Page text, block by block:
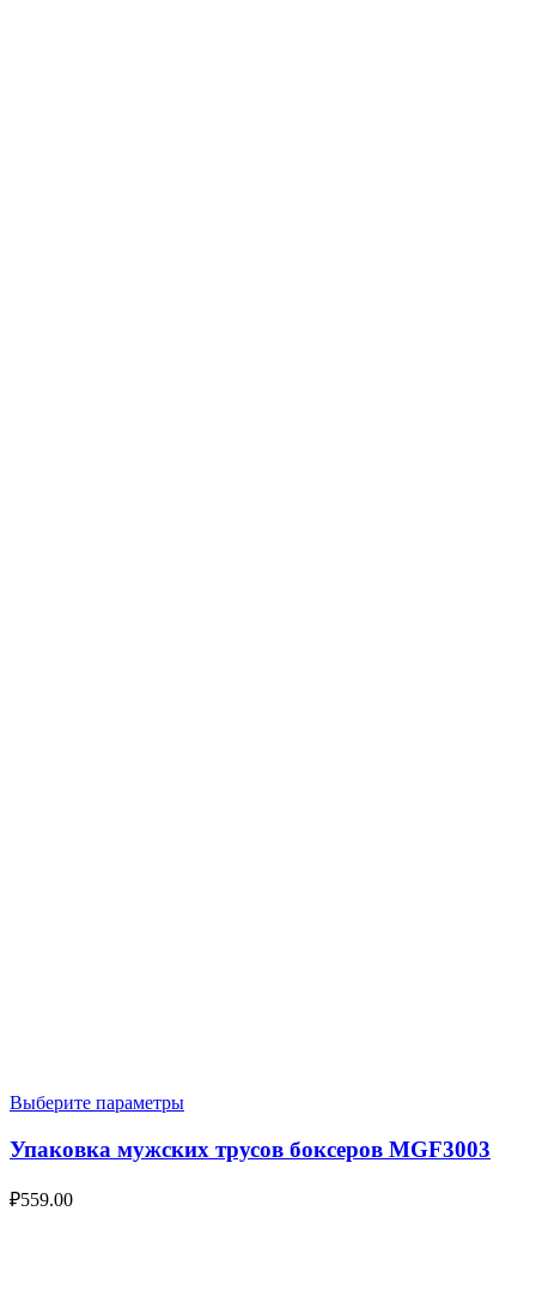
Выберите параметры
Упаковка мужских трусов боксеров MGF3003
₽559.00